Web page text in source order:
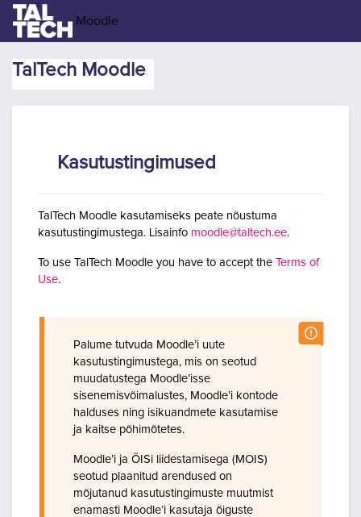
Jäta vahele peasisuni
Moodle
TalTech Moodle
Kasutustingimused
TalTech Moodle kasutamiseks peate nõustuma
kasutustingimustega. Lisainfo moodle@taltech.ee.
To use TalTech Moodle you have to accept the Terms of
Use.
Palume tutvuda Moodle’i uute
kasutustingimustega, mis on seotud
muudatustega Moodle’isse
sisenemisvõimalustes, Moodle’i kontode
halduses ning isikuandmete kasutamise
ja kaitse põhimõtetes.
Moodle’i ja ÕISi liidestamisega (MOIS)
seotud plaanitud arendused on
mõjutanud kasutustingimuste muutmist
enamasti Moodle’i kasutaja õiguste